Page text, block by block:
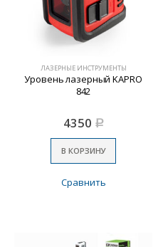
ЛАЗЕРНЫЕ ИНСТРУМЕНТЫ
Уровень лазерный KAPRO
842
4350 Р
В КОРЗИНУ
Сравнить